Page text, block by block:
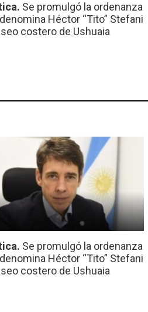
Se promulgó la ordenanza
Héctor “Tito” Stefani
costero de Ushuaia
Se promulgó la ordenanza
Héctor “Tito” Stefani
costero de Ushuaia